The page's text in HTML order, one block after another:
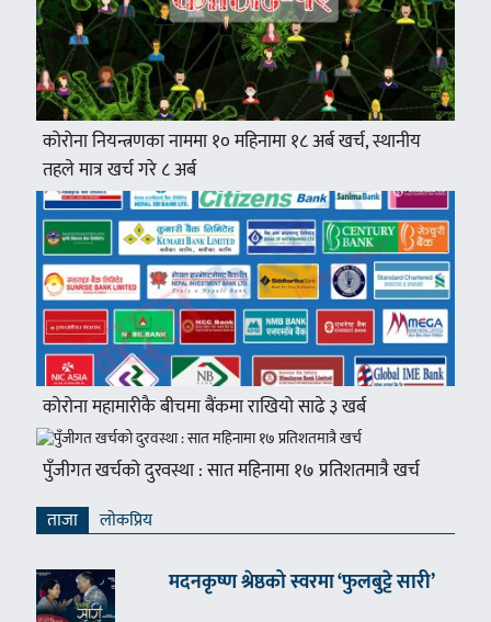
कोरोना नियन्त्रणका नाममा १० महिनामा १८ अर्ब खर्च, स्थानीय
तहले मात्र खर्च गरे ८ अर्ब
कोरोना महामारीकै बीचमा बैंकमा राखियो साढे ३ खर्ब
पुँजीगत खर्चको दुरवस्था : सात महिनामा १७ प्रतिशतमात्रै खर्च
ताजा लाेकप्रिय
मदनकृष्ण श्रेष्ठको स्वरमा ‘फुलबुट्टे सारी’